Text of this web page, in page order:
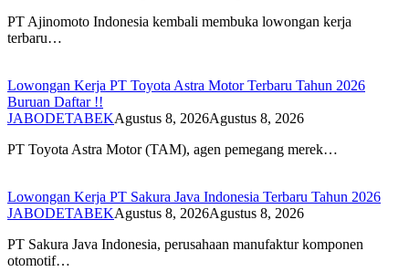
PT Ajinomoto Indonesia kembali membuka lowongan kerja
terbaru…
Lowongan Kerja PT Toyota Astra Motor Terbaru Tahun 2026
Buruan Daftar !!
JABODETABEKAgustus 8, 2026Agustus 8, 2026
PT Toyota Astra Motor (TAM), agen pemegang merek…
Lowongan Kerja PT Sakura Java Indonesia Terbaru Tahun 2026
JABODETABEKAgustus 8, 2026Agustus 8, 2026
PT Sakura Java Indonesia, perusahaan manufaktur komponen
otomotif…